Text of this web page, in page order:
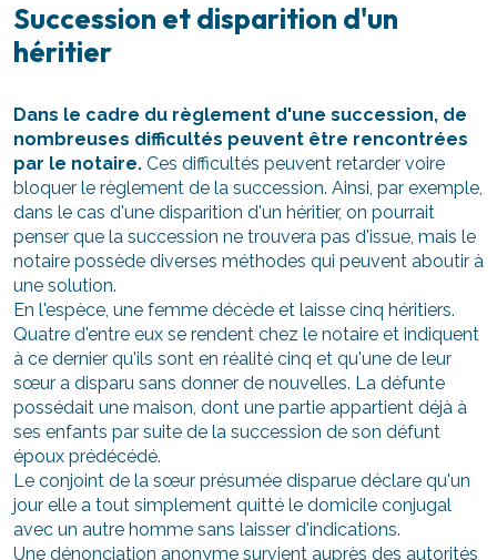
Succession et disparition d'un
héritier
Dans le cadre du règlement d'une succession, de
nombreuses difficultés peuvent être rencontrées
par le notaire. Ces difficultés peuvent retarder voire
bloquer le règlement de la succession. Ainsi, par exemple,
dans le cas d'une disparition d'un héritier, on pourrait
penser que la succession ne trouvera pas d'issue, mais le
notaire possède diverses méthodes qui peuvent aboutir à
une solution.
En l'espèce, une femme décède et laisse cinq héritiers.
Quatre d'entre eux se rendent chez le notaire et indiquent
à ce dernier qu'ils sont en réalité cinq et qu'une de leur
sœur a disparu sans donner de nouvelles. La défunte
possédait une maison, dont une partie appartient déjà à
ses enfants par suite de la succession de son défunt
époux prédécédé.
Le conjoint de la sœur présumée disparue déclare qu'un
jour elle a tout simplement quitté le domicile conjugal
avec un autre homme sans laisser d'indications.
Une dénonciation anonyme survient auprès des autorités